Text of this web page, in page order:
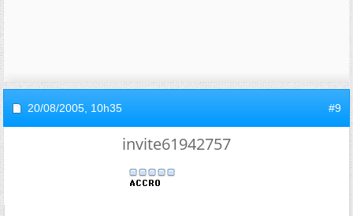
20/08/2005, 10h35 #9
invite61942757